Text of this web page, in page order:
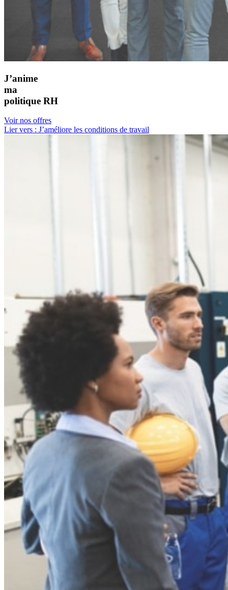
J’anime
ma
politique RH
Voir nos offres
Lier vers : J’améliore les conditions de travail